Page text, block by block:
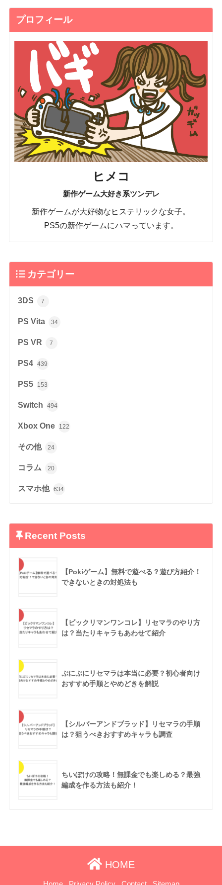
プロフィール
ヒメコ
新作ゲーム大好き系ツンデレ
新作ゲームが大好物なヒステリックな女子。
PS5の新作ゲームにハマっています。
カテゴリー
3DS 7
PS Vita 34
PS VR 7
PS4 439
PS5 153
Switch 494
Xbox One 122
その他 24
コラム 20
スマホ他 634
Recent Posts
【Pokiゲーム】無料で遊べる？遊び方紹介！
できないときの対処法も
【ビックリマンワンコレ】リセマラのやり方
は？当たりキャラもあわせて紹介
ぷにぷにリセマラは本当に必要？初心者向け
おすすめ手順とやめどきを解説
【シルバーアンドブラッド】リセマラの手順
は？狙うべきおすすめキャラも調査
ちいぽけの攻略！無課金でも楽しめる？最強
編成を作る方法も紹介！
HOME